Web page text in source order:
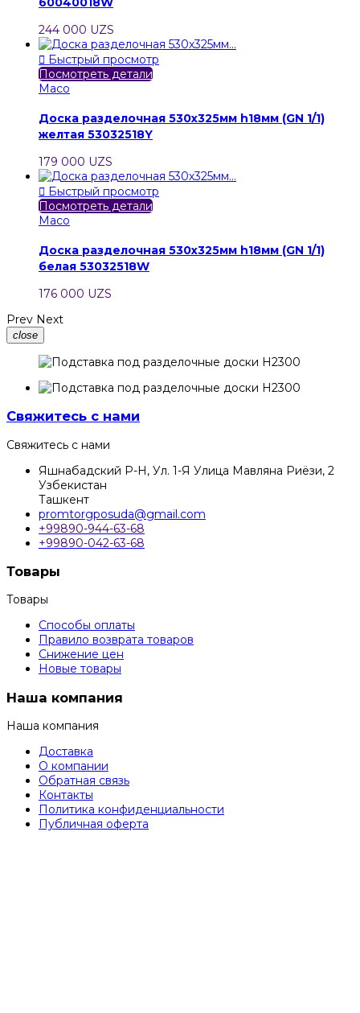
244 000 UZS
 Быстрый просмотр
Посмотреть детали
Maco
Доска разделочная 530х325мм h18мм (GN 1/1)
желтая 53032518Y
179 000 UZS
 Быстрый просмотр
Посмотреть детали
Maco
Доска разделочная 530х325мм h18мм (GN 1/1)
белая 53032518W
176 000 UZS
Prev Next
close
Свяжитесь с нами
Свяжитесь с нами
Яшнабадский Р-Н, Ул. 1-Я Улица Мавляна Риёзи, 2
Узбекистан
Ташкент
promtorgposuda@gmail.com
+99890-944-63-68
+99890-042-63-68
Товары
Товары
Способы оплаты
Правило возврата товаров
Снижение цен
Новые товары
Наша компания
Наша компания
Доставка
О компании
Обратная связь
Контакты
Политика конфиденциальности
Публичная оферта